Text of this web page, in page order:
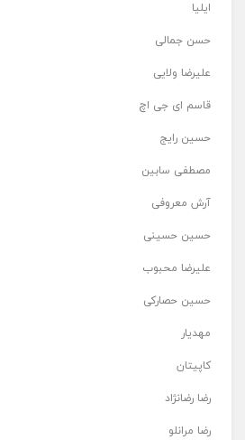
ایلیا
حسن جمالی
علیرضا ولایی
قاسم ای جی اچ
حسین رایج
مصطفی سابین
آرش معروفی
حسین حسینی
علیرضا محبوب
حسین حصارکی
مهدیار
کاپیتان
رضا رضانژاد
رضا مرانلو